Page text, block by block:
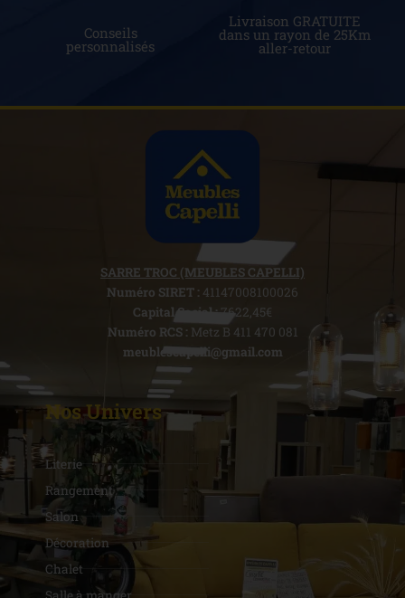
Conseils
personnalisés
Livraison GRATUITE
dans un rayon de 25Km
aller-retour
SARRE TROC (MEUBLES CAPELLI)
Numéro SIRET : 41147008100026
Capital Social :7622,45€
Numéro RCS : Metz B 411 470 081
meublescapelli@gmail.com
Nos Univers
Literie
Rangement
Salon
Décoration
Chalet